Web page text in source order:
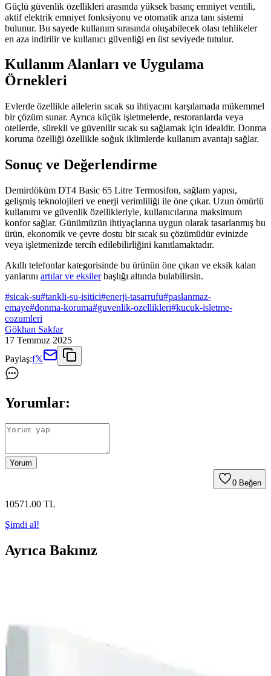
Güçlü güvenlik özellikleri arasında yüksek basınç emniyet ventili,
aktif elektrik emniyet fonksiyonu ve otomatik arıza tanı sistemi
bulunur. Bu sayede kullanım sırasında oluşabilecek olası tehlikeler
en aza indirilir ve kullanıcı güvenliği en üst seviyede tutulur.
Kullanım Alanları ve Uygulama
Örnekleri
Evlerde özellikle ailelerin sıcak su ihtiyacını karşılamada mükemmel
bir çözüm sunar. Ayrıca küçük işletmelerde, restoranlarda veya
otellerde, sürekli ve güvenilir sıcak su sağlamak için idealdir. Donma
koruma özelliği özellikle soğuk iklimlerde kullanım avantajı sağlar.
Sonuç ve Değerlendirme
Demirdöküm DT4 Basic 65 Litre Termosifon, sağlam yapısı,
gelişmiş teknolojileri ve enerji verimliliği ile öne çıkar. Uzun ömürlü
kullanımı ve güvenlik özellikleriyle, kullanıcılarına maksimum
konfor sağlar. Günümüzün ihtiyaçlarına uygun olarak tasarlanmış bu
ürün, ekonomik ve çevre dostu bir sıcak su çözümüdür evinizde
veya işletmenizde tercih edilebilirliğini kanıtlamaktadır.
Akıllı telefonlar kategorisinde bu ürünün öne çıkan ve eksik kalan
yanlarını artılar ve eksilerbaşlığı altında bulabilirsin.
#sicak-su#tankli-su-isitici#enerji-tasarrufu#paslanmaz-
emaye#donma-koruma#guvenlik-ozellikleri#kucuk-isletme-
cozumleri
Gökhan Sakfar
17 Temmuz 2025
Paylaş:f𝕏
Yorumlar:
Yorum
0 Beğen
10571 .00 TL
Şimdi al!
Ayrıca Bakınız
Ariston 30 lt termosifon, kompakt tasarımı ve enerji verimliliği ile ev
çözümü sunar.